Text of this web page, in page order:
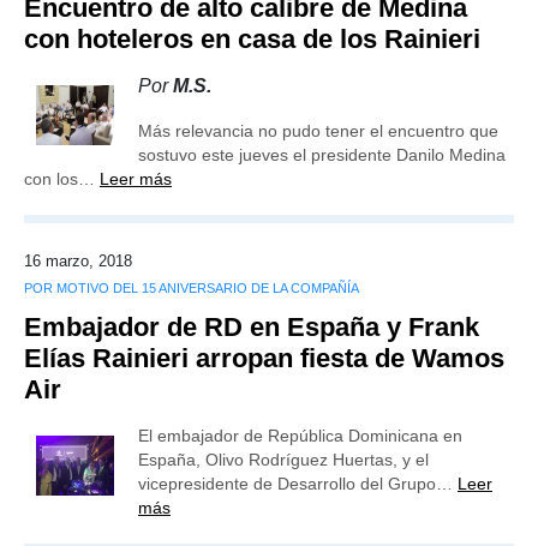
Encuentro de alto calibre de Medina
con hoteleros en casa de los Rainieri
PorM.S.
Más relevancia no pudo tener el encuentro que
sostuvo este jueves el presidente Danilo Medina
con los… Leer más
16 marzo, 2018
POR MOTIVO DEL 15 ANIVERSARIO DE LA COMPAÑÍA
Embajador de RD en España y Frank
Elías Rainieri arropan fiesta de Wamos
Air
El embajador de República Dominicana en
España, Olivo Rodríguez Huertas, y el
vicepresidente de Desarrollo del Grupo… Leer
más